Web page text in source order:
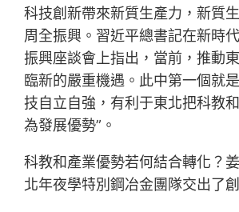
科技創新帶來新質生產力，新質
周全振興。習近平總書記在新時
振興座談會上指出，當前，推動
臨新的嚴重機遇。此中第一個就
技自立自強，有利于東北把科教
為發展優勢”。
科教和產業優勢若何結合轉化？
北年夜學特別鋼冶金團隊交出了